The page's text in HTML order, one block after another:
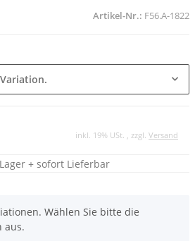
Artikel-Nr.: F56.A-1822
inkl. 19% USt. , zzgl. Versand
+ sofort Lieferbar
Wählen Sie bitte die
aus.